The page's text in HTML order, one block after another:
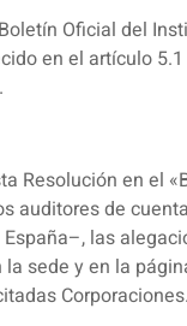
Oficial del
en el artículo
Resolución en el
auditores de
las
sede y en la
Corporaciones.